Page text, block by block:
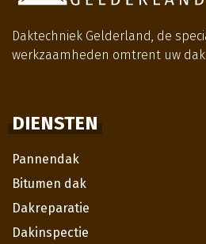
Daktechniek Gelderland, de
werkzaamheden omtrent uw dak.
DIENSTEN
Pannendak
Bitumen dak
Dakreparatie
Dakinspectie